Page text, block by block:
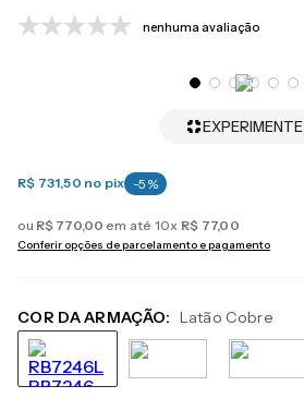
nenhuma avaliação
EXPERIMENTE
R$ 731,50 no pix -5 %
ou R$ 770,00 em até 10x R$ 77,00
Conferir opções de parcelamento e pagamento
COR DA ARMAÇÃO: Latão Cobre